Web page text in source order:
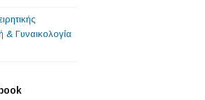
& Γυναικολογία